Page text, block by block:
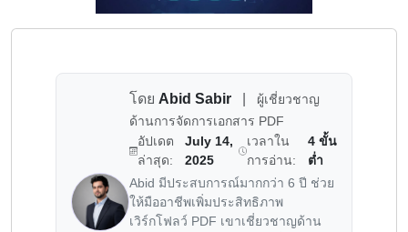
โดย Abid Sabir
ผู้เชี่ยวชาญ
ด้านการจัดการเอกสาร PDF
อัปเดต
ล่าสุด:
July 14,
2025
เวลาใน
การอ่าน:
4 ขั้น
ต่ำ
Abid มีประสบการณ์มากกว่า 6 ปี ช่วย
ให้มืออาชีพเพิ่มประสิทธิภาพ
เวิร์กโฟลว์ PDF เขาเชี่ยวชาญด้าน